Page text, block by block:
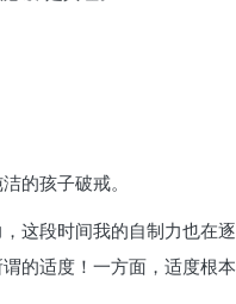
的孩子破戒。
这段时间我的自制力也在逐
的适度！一方面，适度根本